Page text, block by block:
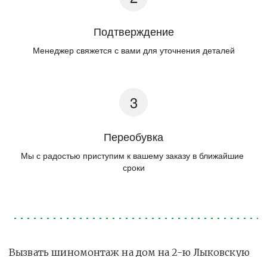
Подтверждение
Менеджер свяжется с вами для уточнения деталей
Переобувка
Мы с радостью приступим к вашему заказу в ближайшие
сроки
Вызвать шиномонтаж на дом на 2-ю Лыковскую